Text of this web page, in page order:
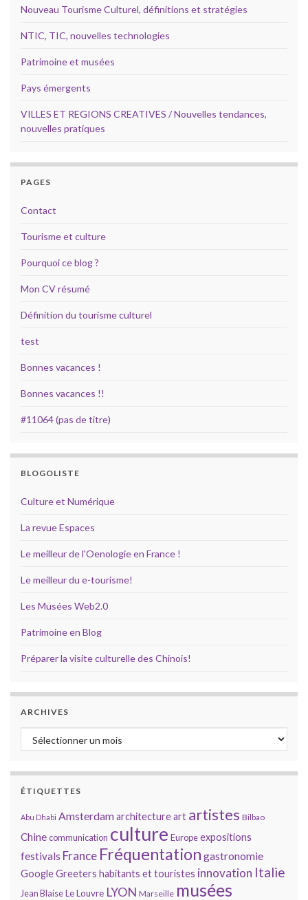
Nouveau Tourisme Culturel, définitions et stratégies
NTIC, TIC, nouvelles technologies
Patrimoine et musées
Pays émergents
VILLES ET REGIONS CREATIVES / Nouvelles tendances,
nouvelles pratiques
PAGES
Contact
Tourisme et culture
Pourquoi ce blog ?
Mon CV résumé
Définition du tourisme culturel
test
Bonnes vacances !
Bonnes vacances !!
#11064 (pas de titre)
BLOGOLISTE
Culture et Numérique
La revue Espaces
Le meilleur de l'Oenologie en France !
Le meilleur du e-tourisme!
Les Musées Web2.0
Patrimoine en Blog
Préparer la visite culturelle des Chinois!
ARCHIVES
Archives
ÉTIQUETTES
Abu Dhabi Amsterdamarchitectureart artistes Bilbao
Chinecommunication culture Europeexpositions
festivals France Fréquentation gastronomie
GoogleGreeters habitants et touristes innovation Italie
Jean BlaiseLe Louvre LYON Marseille musées